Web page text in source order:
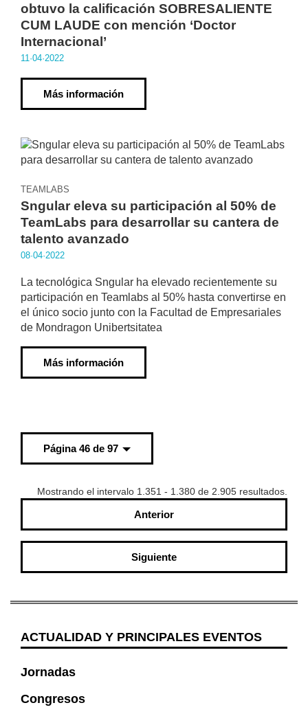
obtuvo la calificación SOBRESALIENTE
CUM LAUDE con mención ‘Doctor
Internacional’
11·04·2022
Más información
TEAMLABS
Sngular eleva su participación al 50% de
TeamLabs para desarrollar su cantera de
talento avanzado
08·04·2022
La tecnológica Sngular ha elevado recientemente su
participación en Teamlabs al 50% hasta convertirse en
el único socio junto con la Facultad de Empresariales
de Mondragon Unibertsitatea
Más información
Página 46 de 97
Mostrando el intervalo 1.351 - 1.380 de 2.905 resultados.
Anterior
Siguiente
ACTUALIDAD Y PRINCIPALES EVENTOS
Jornadas
Congresos